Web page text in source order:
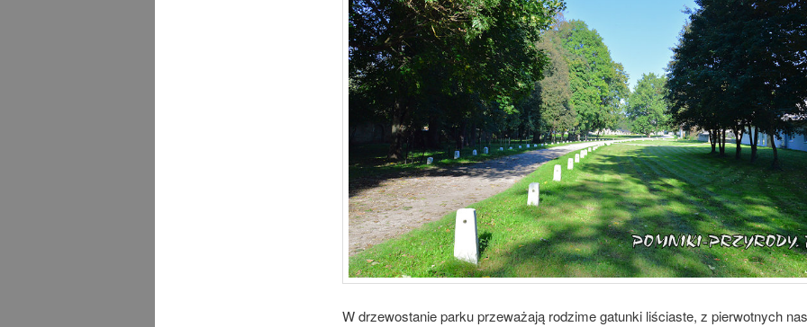
W drzewostanie parku przeważają rodzime gatunki liściaste, z pierwotnych